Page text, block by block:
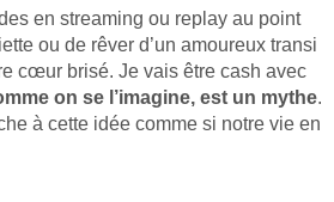
en streaming ou replay au point
ou de rêver d’un amoureux transi
cœur brisé. Je vais être cash avec
on se l’imagine, est un mythe.
à cette idée comme si notre vie en